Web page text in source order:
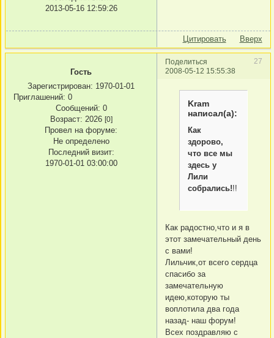
2013-05-16 12:59:26
Цитировать Вверх
Поделиться
27
2008-05-12 15:55:38
Гость
Зарегистрирован: 1970-01-01
Приглашений: 0
Сообщений: 0
Возраст: 2026 [0]
Провел на форуме:
Не определено
Последний визит:
1970-01-01 03:00:00
Kram
написал(а):
Как
здорово,
что все мы
здесь у
Лили
собрались!!!
Как радостно,что и я в
этот замечательный день
с вами!
Лильчик,от всего сердца
спасибо за
замечательную
идею,которую ты
воплотила два года
назад- наш форум!
Всех поздравляю с